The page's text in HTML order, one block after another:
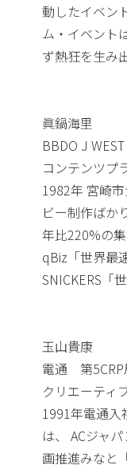
動したイベン
ム・イベント
ず熱狂を生み
眞鍋海里
BBDO J WEST
コンテンツプ
1982年 宮崎
ビー制作ばか
年比220%の
qBiz「世界最
SNICKERS「
玉山貴康
電通 第5CRP
クリエーティ
1991年電通入
は、 ACジャ
画推進みなと